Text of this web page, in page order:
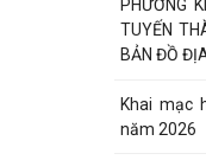
PHƯỜNG
TUYẾN
BẢN ĐỒ ĐỊA
Khai mạc
năm 2026